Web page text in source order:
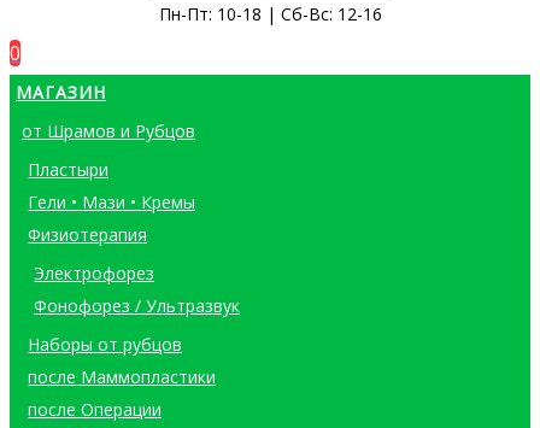
Пн-Пт: 10-18 | Сб-Вс: 12-16
0
МАГАЗИН
от Шрамов и Рубцов
Пластыри
Гели • Мази • Кремы
Физиотерапия
Электрофорез
Фонофорез / Ультразвук
Наборы от рубцов
после Маммопластики
после Операции